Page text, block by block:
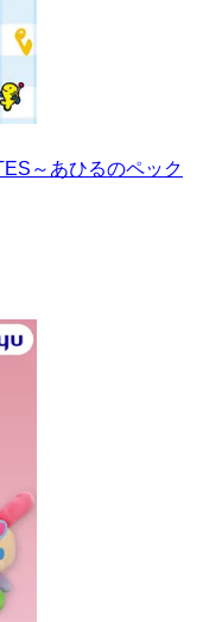
～あひるのペック